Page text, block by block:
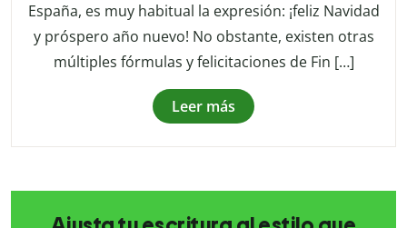
España, es muy habitual la expresión: ¡feliz Navidad
y próspero año nuevo! No obstante, existen otras
múltiples fórmulas y felicitaciones de Fin […]
Leer más